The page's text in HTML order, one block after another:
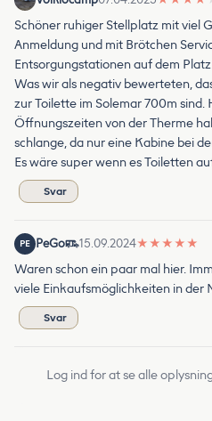
Schöner ruhiger Stellplatz mit viel
Anmeldung und mit Brötchen
Entsorgungstationen auf dem
Was wir als negativ bewerteten,
zur Toilette im Solemar 700m sind.
Öffnungszeiten von der Therme
schlange, da nur eine Kabine bei
Es wäre super wenn es Toiletten
Svar
PE PeGo 15.09.2024★ ★ ★ ★ ★
Waren schon ein paar mal hier.
viele Einkaufsmöglichkeiten in der
Svar
Log ind for at se alle